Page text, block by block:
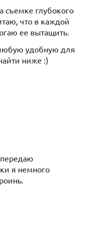
съемке глубокого
что в каждой
ее вытащить.
удобную для
ниже :)
я немного